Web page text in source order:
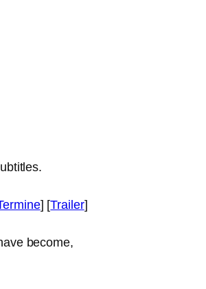
] [Trailer]
beco­me,